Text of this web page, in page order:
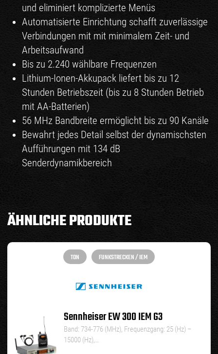
und eliminiert komplizierte Menüs
Automatisierte Einrichtung schafft zuverlässige
Verbindungen mit mit minimalem Zeit- und
Arbeitsaufwand
Bis zu 2.240 wählbare Frequenzen
Lithium-Ionen-Akkupack liefert bis zu 12
Stunden Betriebszeit (bis zu 8 Stunden Betrieb
mit AA-Batterien)
56 MHz Bandbreite ermöglicht bis zu 90 Kanäle
Bewahrt jedes Detail selbst der dynamischsten
Aufführungen mit 134 dB
Senderdynamikbereich
ÄHNLICHE PRODUKTE
TON FUNKSTRECKEN / IEM
Sennheiser EW 300 IEM G3
Band: 734-776 (MHz), Frequenzgang: 25 (Hz) –
15000 (Hz),…